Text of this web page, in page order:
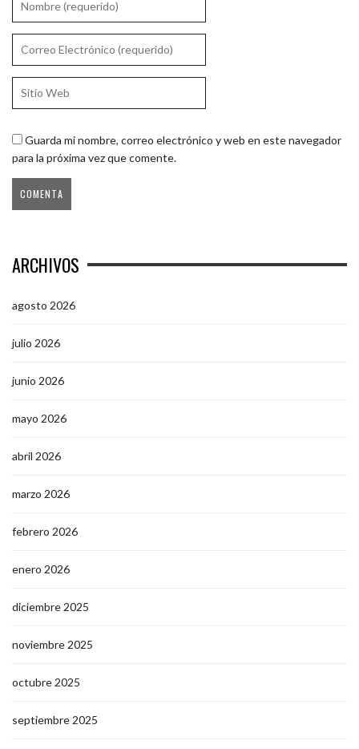
Guarda mi nombre, correo electrónico y web en este navegador
para la próxima vez que comente.
ARCHIVOS
agosto 2026
julio 2026
junio 2026
mayo 2026
abril 2026
marzo 2026
febrero 2026
enero 2026
diciembre 2025
noviembre 2025
octubre 2025
septiembre 2025